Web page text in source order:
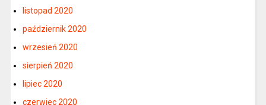
listopad 2020
październik 2020
wrzesień 2020
sierpień 2020
lipiec 2020
czerwiec 2020